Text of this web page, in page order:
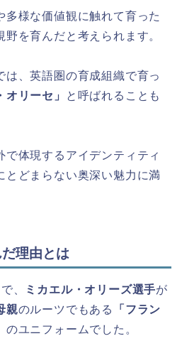
多様な価値観に触れて育った
を育んだと考えられます。
は、英語圏の育成組織で育っ
オリーセ」
と呼ばれることも
で体現するアイデンティティ
とどまらない奥深い魅力に満
理由とは
、 ミカエル・オリーズ選手が
親のルーツでもある
「フラン
のユニフォームでした。